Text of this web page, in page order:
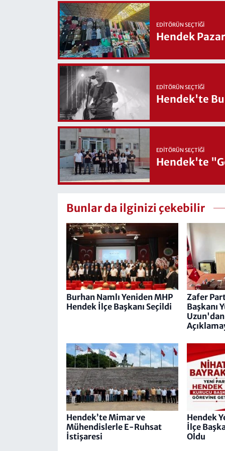
EDITÖRÜN SEÇTIĞI
Hendek
EDITÖRÜN SEÇTIĞI
Hendek'te
EDITÖRÜN SEÇTIĞI
Hendek'te
Bunlar da ilginizi çekebilir
Burhan Namlı Yeniden MHP
Hendek İlçe Başkanı Seçildi
Zafer
Başkanı
Hendek’te Mimar ve
Mühendislerle E-Ruhsat
İstişaresi
Hendek
İlçe
Oldu